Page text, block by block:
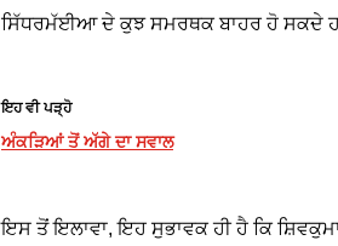
ਸਿੱਧਰਮੱਈਆ ਦੇ ਕੁਝ ਸਮਰਥਕ ਬਾਹਰ ਹੋ ਸਕਦੇ
ਇਹ ਵੀ ਪੜ੍ਹੋ
ਅੰਕੜਿਆਂ ਤੋਂ ਅੱਗੇ ਦਾ ਸਵਾਲ
ਇਸ ਤੋਂ ਇਲਾਵਾ, ਇਹ ਸੁਭਾਵਕ ਹੀ ਹੈ ਕਿ